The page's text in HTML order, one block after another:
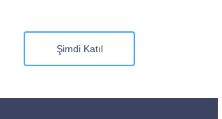
Şimdi Katıl